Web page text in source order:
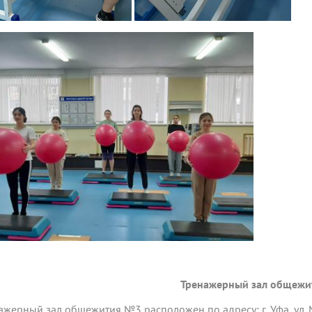
Тренажерный зал